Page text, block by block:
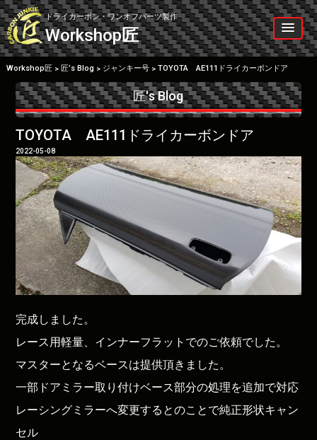
Skip
to
content
ドライカーボン・ワンオフパーツ製作
Workshop匠
Workshop匠> 匠’s Blog > ジャンキー号> TOYOTA AE111ドライカーボンドア
匠's Blog
TOYOTA AE111ドライカーボンドア
2022-05-08
完成しました。
レース用軽量、インナーフラットでのご依頼でした。
マスターとなるベースは提供頂きました。
一部ドアミラー取り付けベース部分の処理を追加で対応
レーシングミラーへ変更するとのことで純正形状キャン
セル